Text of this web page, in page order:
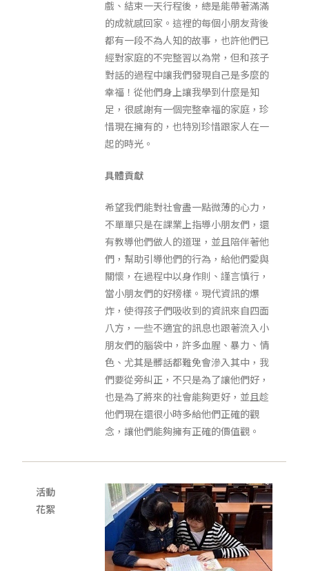
戲、結束一天行程後，總是能帶著滿滿
的成就感回家。這裡的每個小朋友背後
都有一段不為人知的故事，也許他們已
經對家庭的不完整習以為常，但和孩子
對話的過程中讓我們發現自己是多麼的
幸福！從他們身上讓我學到什麼是知
足，很感謝有一個完整幸福的家庭，珍
惜現在擁有的，也特別珍惜跟家人在一
起的時光。
具體貢獻
希望我們能對社會盡一點微薄的心力，
不單單只是在課業上指導小朋友們，還
有教導他們做人的道理，並且陪伴著他
們，幫助引導他們的行為，給他們愛與
關懷，在過程中以身作則、謹言慎行，
當小朋友們的好榜樣。現代資訊的爆
炸，使得孩子們吸收到的資訊來自四面
八方，一些不適宜的訊息也跟著流入小
朋友們的腦袋中，許多血腥、暴力、情
色、尤其是髒話都難免會滲入其中，我
們要從旁糾正，不只是為了讓他們好，
也是為了將來的社會能夠更好，並且趁
他們現在還很小時多給他們正確的觀
念，讓他們能夠擁有正確的價值觀。
活動
花絮